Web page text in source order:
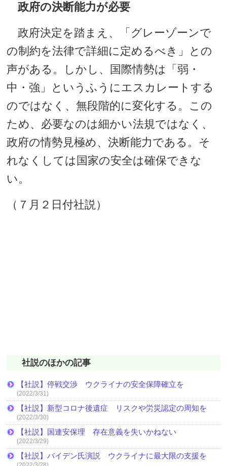
政府の決断能力が必要
政府決定を踏まえ、「グレーゾーンで
の制約を法律で詳細に定めるべき」との
声がある。しかし、国際情勢は「弱・
中・強」というふうにエスカレートする
のではなく、無段階的に変化する。この
ため、必要なのは細かい法規ではなく、
政府の情勢見極め、決断能力である。そ
れなくしては国家の安全は確保できな
い。
（７月２日付社説）
社説のほかの記事
【社説】停戦交渉 ウクライナの安全保障確立を
(2022/3/31)
【社説】新型コロナ後遺症 リスクや労災認定の周知を
(2022/3/30)
【社説】国連安保理 存在意義を失いかねない
(2022/3/29)
【社説】バイデン氏演説 ウクライナに最大限の支援を